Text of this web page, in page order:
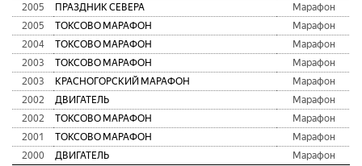
2005
ПРАЗДНИК СЕВЕРА
Марафон
2005
ТОКСОВО МАРАФОН
Марафон
2004
ТОКСОВО МАРАФОН
Марафон
2003
ТОКСОВО МАРАФОН
Марафон
2003
КРАСНОГОРСКИЙ МАРАФОН
Марафон
2002
ДВИГАТЕЛЬ
Марафон
2002
ТОКСОВО МАРАФОН
Марафон
2001
ТОКСОВО МАРАФОН
Марафон
2000
ДВИГАТЕЛЬ Марафон